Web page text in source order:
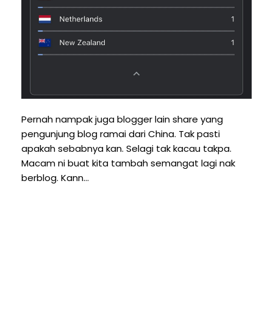
Pernah nampak juga blogger lain share yang
pengunjung blog ramai dari China. Tak pasti
apakah sebabnya kan. Selagi tak kacau takpa.
Macam ni buat kita tambah semangat lagi nak
berblog. Kann...